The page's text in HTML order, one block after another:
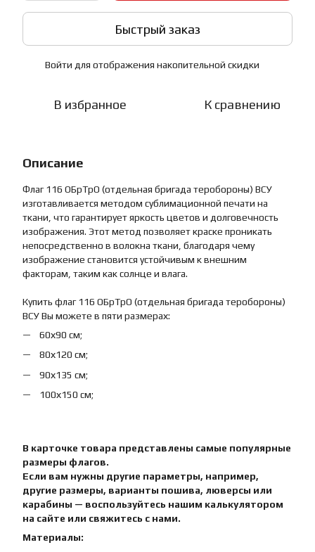
Быстрый заказ
Войти для отображения накопительной скидки
В избранное К сравнению
Описание
Флаг 116 ОБрТрО (отдельная бригада теробороны) ВСУ
изготавливается методом сублимационной печати на
ткани, что гарантирует яркость цветов и долговечность
изображения. Этот метод позволяет краске проникать
непосредственно в волокна ткани, благодаря чему
изображение становится устойчивым к внешним
факторам, таким как солнце и влага.
Купить флаг 116 ОБрТрО (отдельная бригада теробороны)
ВСУ Вы можете в пяти размерах:
60х90 см;
80х120 см;
90х135 см;
100х150 см;
В карточке товара представлены самые популярные
размеры флагов.
Если вам нужны другие параметры, например,
другие размеры, варианты пошива, люверсы или
карабины — воспользуйтесь нашим калькулятором
на сайте или свяжитесь с нами.
Материалы: